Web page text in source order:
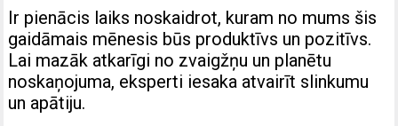
Ir pienācis laiks noskaidrot, kuram no mums šis
gaidāmais mēnesis būs produktīvs un pozitīvs.
Lai mazāk atkarīgi no zvaigžņu un planētu
noskaņojuma, eksperti iesaka atvairīt slinkumu
un apātiju.